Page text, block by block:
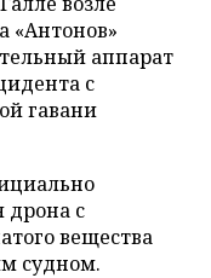
«Антонов»
аппарат
с
гавани
дрона с
вещества
судном.